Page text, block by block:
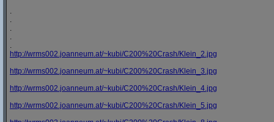
.
.
.
.
.
http://wrms002.joanneum.at/~kubi/C200%20Crash/Klein_2.jpg
http://wrms002.joanneum.at/~kubi/C200%20Crash/Klein_3.jpg
http://wrms002.joanneum.at/~kubi/C200%20Crash/Klein_4.jpg
http://wrms002.joanneum.at/~kubi/C200%20Crash/Klein_5.jpg